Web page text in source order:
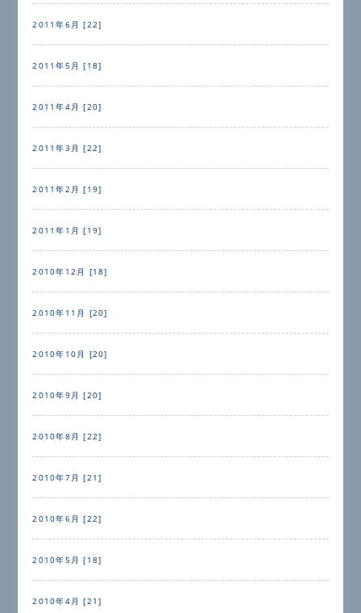
2011年6月 [22]
2011年5月 [18]
2011年4月 [20]
2011年3月 [22]
2011年2月 [19]
2011年1月 [19]
2010年12月 [18]
2010年11月 [20]
2010年10月 [20]
2010年9月 [20]
2010年8月 [22]
2010年7月 [21]
2010年6月 [22]
2010年5月 [18]
2010年4月 [21]